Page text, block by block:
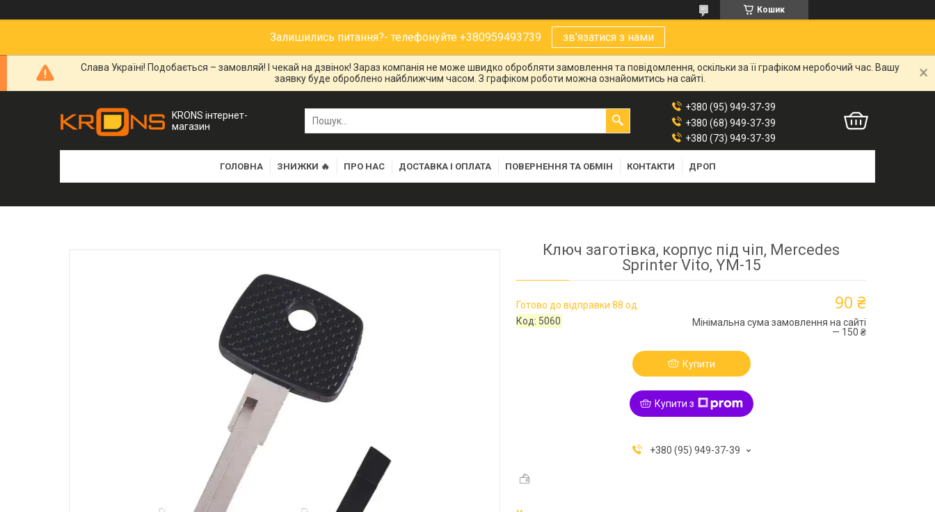
Кошик
Залишились питання?- телефонуйте +380959493739 зв'язатися з нами
Слава Україні! Подобається – замовляй! І чекай на дзвінок! Зараз компанія не може швидко обробляти замовлення та повідомлення, оскільки за її графіком неробочий час. Вашу
заявку буде оброблено найближчим часом. З графіком роботи можна ознайомитись на сайті.
KRONS інтернет-
магазин
+380 (95) 949-37-39
+380 (68) 949-37-39
+380 (73) 949-37-39
ГОЛОВНА ЗНИЖКИ 🔥 ПРО НАС ДОСТАВКА І ОПЛАТА ПОВЕРНЕННЯ ТА ОБМІН КОНТАКТИ ДРОП
Ключ заготівка, корпус під чіп, Mercedes
Sprinter Vito, YM-15
Готово до відправки 88 од.
Код: 5060
90 ₴
Мінімальна сума замовлення на сайті
— 150 ₴
Купити
Купити з
+380 (95) 949-37-39